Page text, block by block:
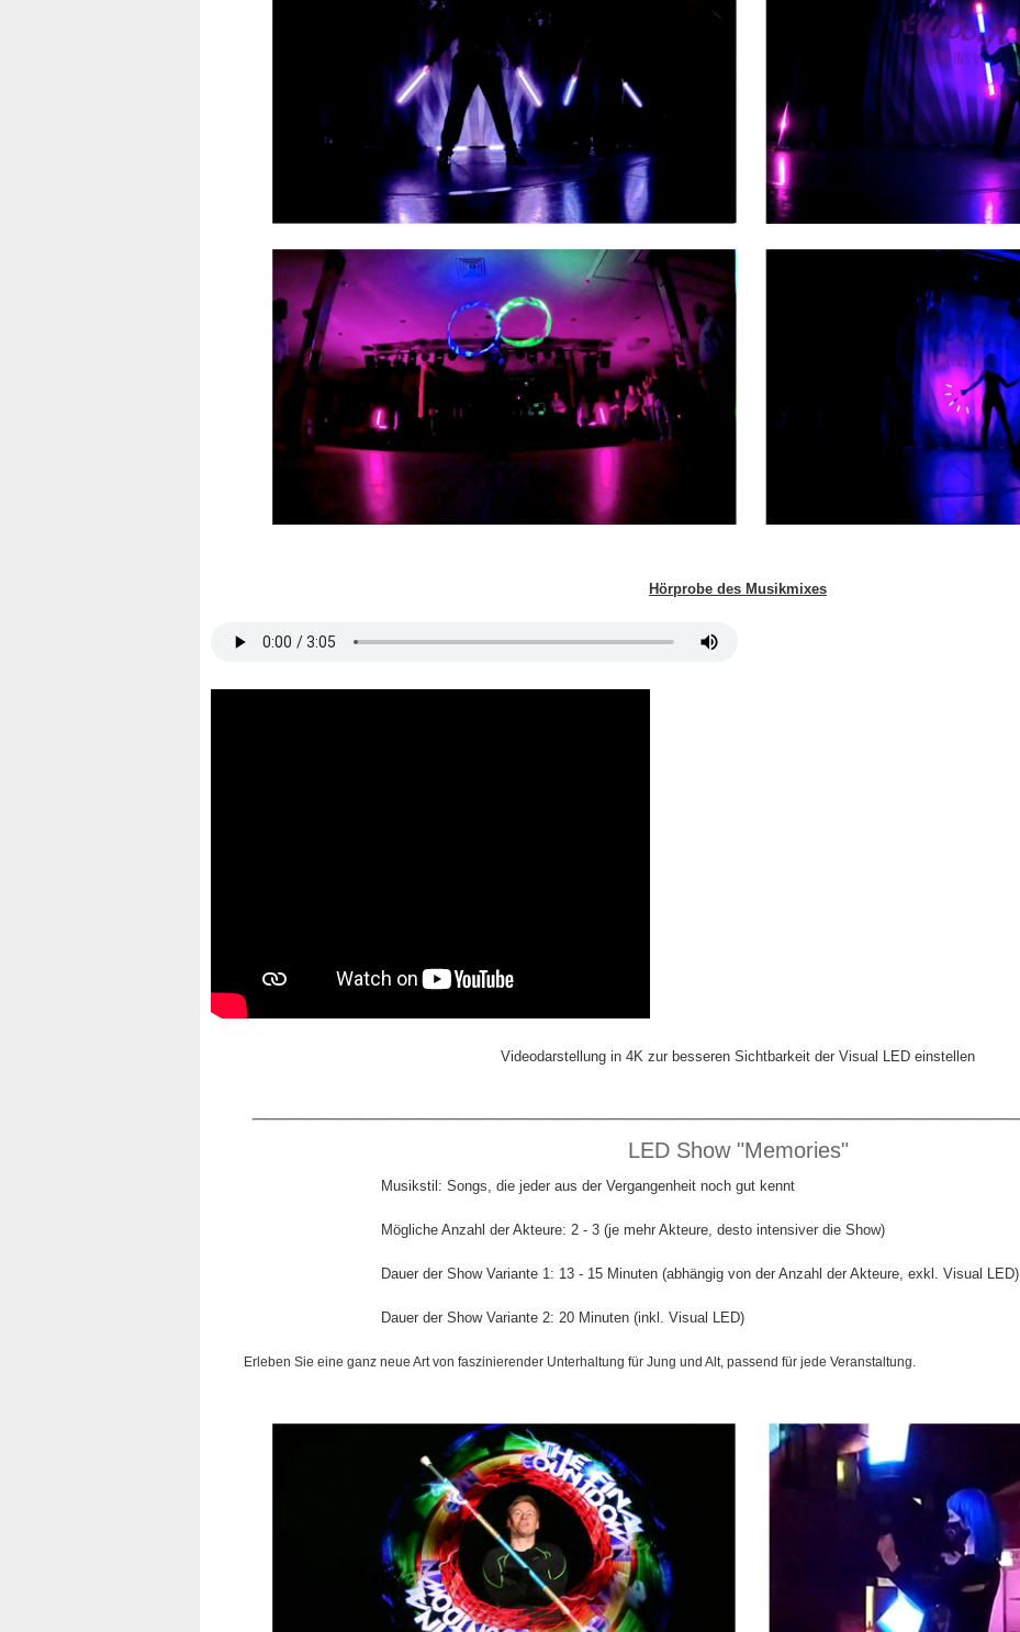
Hörprobe des Musikmixes
Videodarstellung in 4K zur besseren Sichtbarkeit der Visual LED einstellen
LED Show "Memories"
Musikstil: Songs, die jeder aus der Vergangenheit noch gut kennt
Mögliche Anzahl der Akteure: 2 - 3 (je mehr Akteure, desto intensiver die Show)
Dauer der Show Variante 1: 13 - 15 Minuten (abhängig von der Anzahl der Akteure, exkl. Visual LED)
Dauer der Show Variante 2: 20 Minuten (inkl. Visual LED)
Erleben Sie eine ganz neue Art von faszinierender Unterhaltung für Jung und Alt, passend für jede Veranstaltung.